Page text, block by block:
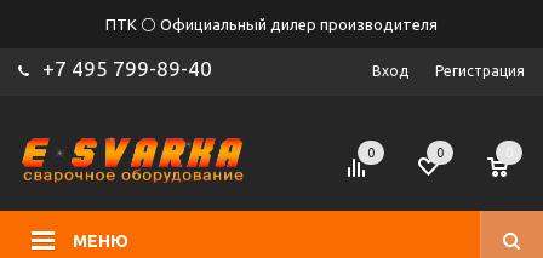
ПТК ⚪ Официальный дилер производителя
+7 495 799-89-40 Вход Регистрация
МЕНЮ
0 0